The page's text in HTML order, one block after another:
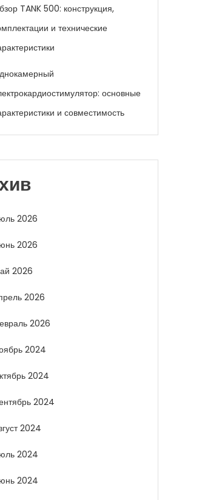
TANK 500: конструкция,
и технические
основные
и совместимость
2026
2026
2026
2026
2026
2024
2024
2024
2024
2024
2024